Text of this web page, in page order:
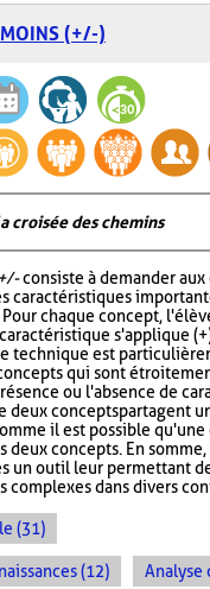
MOINS (+/-)
croisée des chemins
consiste à demander aux
caractéristiques
chaque concept,
s'applique
technique est
qui sont
ou l'absence de
deux concepts partagent
il est possible
deux concepts. En somme,
un outil leur permettant
complexes dans divers
(31)
(12) Analyse